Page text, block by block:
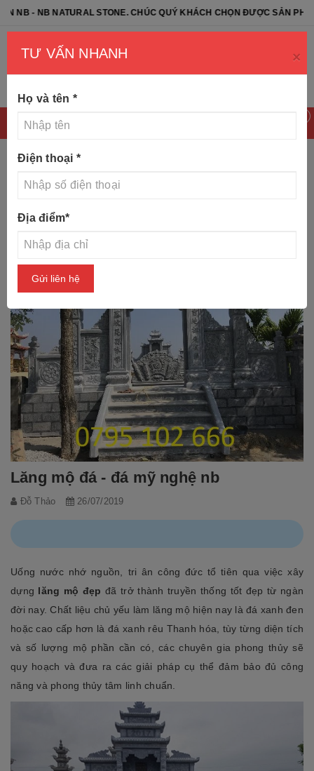
NATURAL STONE. CHÚC QUÝ KHÁCH CHỌN ĐƯỢC SẢN PHẨM ƯNG
Lăng mộ đá - đá mỹ nghệ nb
Đỗ Thảo 26/07/2019
Uống nước nhớ nguồn, tri ân công đức tổ tiên qua việc xây
dựng lăng mộ đẹp đã trở thành truyền thống tốt đẹp từ ngàn
đời nay. Chất liệu chủ yếu làm lăng mộ hiện nay là đá xanh đen
hoặc cao cấp hơn là đá xanh rêu Thanh hóa, tùy từng diện tích
và số lượng mộ phần cần có, các chuyên gia phong thủy sẽ
quy hoạch và đưa ra các giải pháp cụ thể đảm bảo đủ công
năng và phong thủy tâm linh chuẩn.
TƯ VẤN NHANH ×
Họ và tên *
Điện thoại *
Địa điểm*
Gửi liên hệ